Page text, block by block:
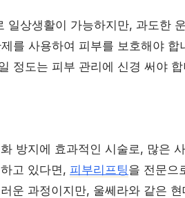
일상생활이 가능하지만, 과도한
를 사용하여 피부를 보호해야 합
정도는 피부 관리에 신경 써야 합
방지에 효과적인 시술로, 많은
고 있다면, 피부리프팅을 전문으
운 과정이지만, 울쎄라와 같은